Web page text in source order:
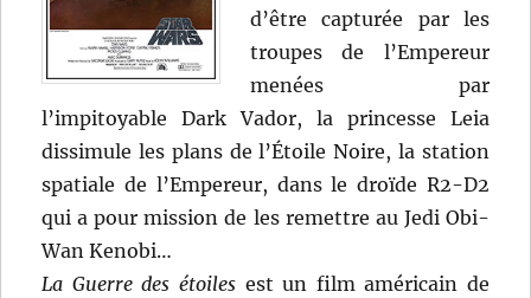
d’être capturée par les
troupes de l’Empereur
menées par
l’impitoyable Dark Vador, la princesse Leia
dissimule les plans de l’Étoile Noire, la station
spatiale de l’Empereur, dans le droïde R2-D2
qui a pour mission de les remettre au Jedi Obi-
Wan Kenobi…
La Guerre des étoilesest un film américain de